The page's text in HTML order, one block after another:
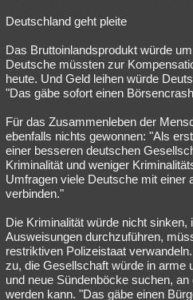
Deutschland geht pleite
Das Bruttoinlandsprodukt würde
Deutsche müssten zur
heute. Und Geld leihen würde
"Das gäbe sofort einen
Für das Zusammenleben der
ebenfalls nichts gewonnen: "Als
einer besseren deutschen
Kriminalität und weniger
Umfragen viele Deutsche mit einer
verbinden."
Die Kriminalität würde nicht sinken,
Ausweisungen durchzuführen,
restriktiven Polizeistaat
zu, die Gesellschaft würde in arme
und neue Sündenböcke suchen,
werden kann. "Das gäbe einen